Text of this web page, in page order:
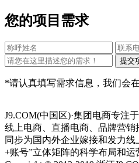
您的项目需求
*请认真填写需求信息，我们会
J9.COM(中国区)·集团电商专注
线上电商、直播电商、品牌营销
同步为国内外企业嫁接和发力
+账号”立体矩阵的科学布局和运